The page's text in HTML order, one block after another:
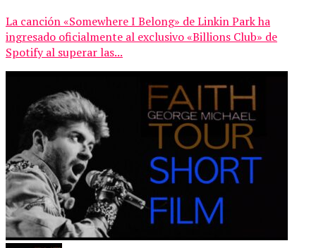
La canción «Somewhere I Belong» de Linkin Park ha
ingresado oficialmente al exclusivo «Billions Club» de
Spotify al superar las...